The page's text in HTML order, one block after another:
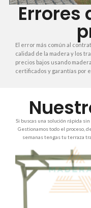
Errores
El error más común al
calidad de la madera y los
precios bajos usando
certificados y garantías por
Si buscas una solución rápida
Gestionamos todo el proceso,
semanas tengas tu terraza